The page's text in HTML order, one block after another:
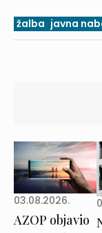
žalba javna
03.08.2026.
AZOP objavio